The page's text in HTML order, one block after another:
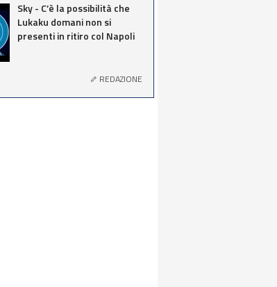
Sky - C’è la possibilità che
Lukaku domani non si
presenti in ritiro col Napoli
REDAZIONE